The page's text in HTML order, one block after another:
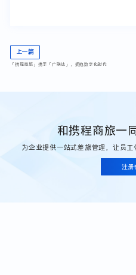
上一篇
「携程商旅」携手「广联达」，拥抱数字化时代
和携程商旅一
为企业提供一站式差旅管理，让员
注册